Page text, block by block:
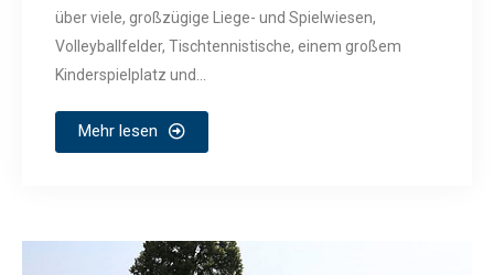
über viele, großzügige Liege- und Spielwiesen,
Volleyballfelder, Tischtennistische, einem großem
Kinderspielplatz und...
Mehr lesen